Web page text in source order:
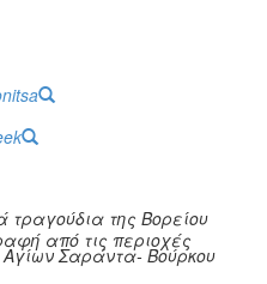
τραγούδια της Βορείου
από τις περιοχές
Σαράντα- Βούρκου